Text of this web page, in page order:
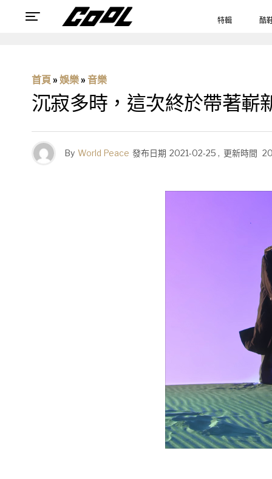
特輯 酷
首頁 » 娛樂 » 音樂
沉寂多時，這次終於帶著嶄
By World Peace 發布日期 2021-02-25 , 更新時間